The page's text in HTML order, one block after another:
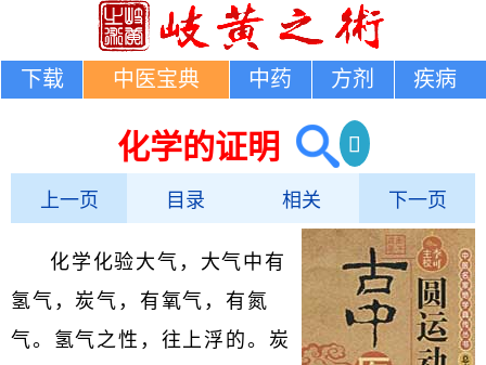
下载 中医宝典 中药 方剂 疾病
化学的证明
上一页 目录 相关 下一页
化学化验大气，大气中有
氢气，炭气，有氧气，有氮
气。氢气之性，往上浮的。炭